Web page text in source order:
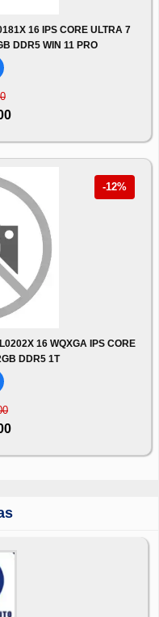
16 IPS CORE ULTRA 7
DDR5 WIN 11 PRO
-12%
16 WQXGA IPS CORE
DDR5 1T